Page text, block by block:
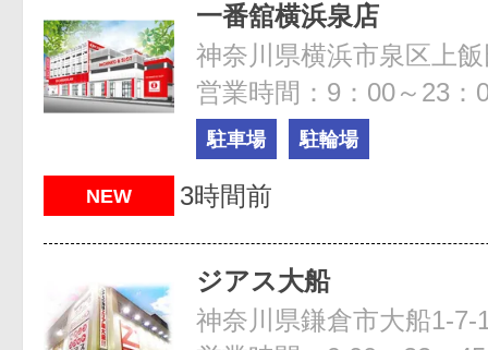
一番舘横浜泉店
神奈川県横浜市泉区上
営業時間：9：00～23：
駐車場 駐輪場
NEW 3時間前
ジアス大船
神奈川県鎌倉市大船1-7-